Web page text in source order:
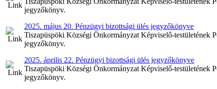
jegyzőkönyv.
2025. május 20. Pénzügyi bizottsági ülés jegyzőkönyve
Tiszapüspöki Községi Önkormányzat Képviselő-testületének
jegyzőkönyv.
2025. április 22. Pénzügyi bizottsági ülés jegyzőkönyve
Tiszapüspöki Községi Önkormányzat Képviselő-testületének
jegyzőkönyv.